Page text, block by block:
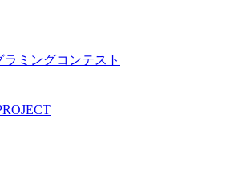
ミングコンテスト